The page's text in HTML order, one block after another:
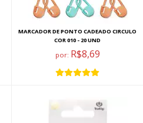
MARCADOR DE PONTO CADEADO CIRCULO
COR 010 - 20 UND
por: R$8,69